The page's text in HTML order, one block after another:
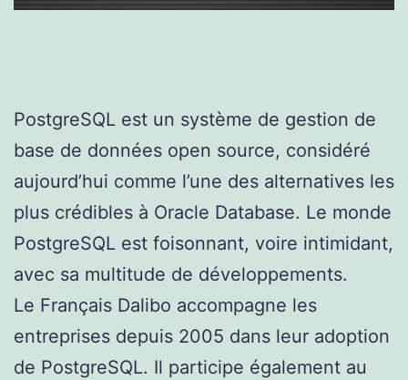
PostgreSQL est un système de gestion de
base de données open source, considéré
aujourd’hui comme l’une des alternatives les
plus crédibles à Oracle Database. Le monde
PostgreSQL est foisonnant, voire intimidant,
avec sa multitude de développements.
Le Français Dalibo accompagne les
entreprises depuis 2005 dans leur adoption
de PostgreSQL. Il participe également au